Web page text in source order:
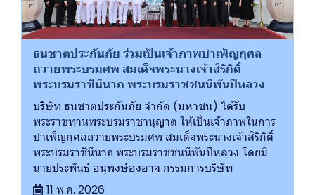
ธนชาตประกันภัย ร่วมเป็นเจ้าภาพบำเพ็ญกุศล
ถวายพระบรมศพ สมเด็จพระนางเจ้าสิริกิติ์
พระบรมราชินีนาถ พระบรมราชชนนีพันปีหลวง
บริษัท ธนชาตประกันภัย จำกัด (มหาชน) ได้รับ
พระราชทานพระบรมราชานุญาต ให้เป็นเจ้าภาพในการ
บำเพ็ญกุศลถวายพระบรมศพ สมเด็จพระนางเจ้าสิริกิติ์
พระบรมราชินีนาถ พระบรมราชชนนีพันปีหลวง โดยมี
นายประพันธ์ อนุพงษ์องอาจ กรรมการบริษัท
11 พ.ค. 2026